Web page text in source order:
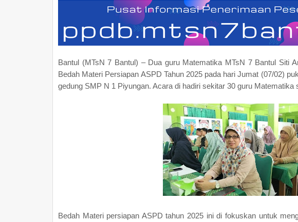
Bantul (MTsN 7 Bantul) – Dua guru Matematika MTsN 7 Bantul Siti
Bedah Materi Persiapan ASPD Tahun 2025 pada hari Jumat (07/02)
gedung SMP N 1 Piyungan. Acara di hadiri sekitar 30 guru Matematika
Bedah Materi persiapan ASPD tahun 2025 ini di fokuskan untuk